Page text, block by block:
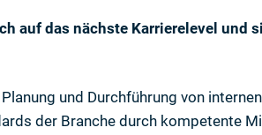
auf das nächste Karrierelevel und
und Durchführung von
der Branche durch kompetente